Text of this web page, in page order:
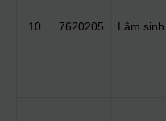
10 7620205 Lâm sinh